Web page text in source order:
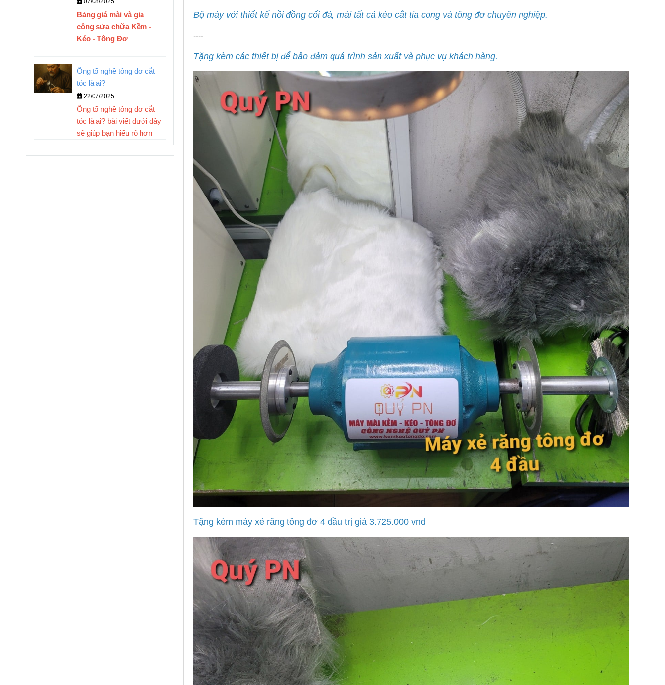
Bộ máy với thiết kế nồi đồng cối đá, mài tất cả kéo cắt tỉa cong và tông đơ chuyên nghiệp.
----
Tặng kèm các thiết bị để bảo đảm quá trình sản xuất và phục vụ khách hàng.
Tặng kèm máy xẻ răng tông đơ 4 đầu trị giá 3.725.000 vnd
07/08/2025
Bảng giá mài và gia
công sửa chữa Kềm -
Kéo - Tông Đơ
Ông tổ nghề tông đơ cắt
tóc là ai?
22/07/2025
Ông tổ nghề tông đơ cắt
tóc là ai? bài viết dưới đây
sẽ giúp bạn hiểu rõ hơn